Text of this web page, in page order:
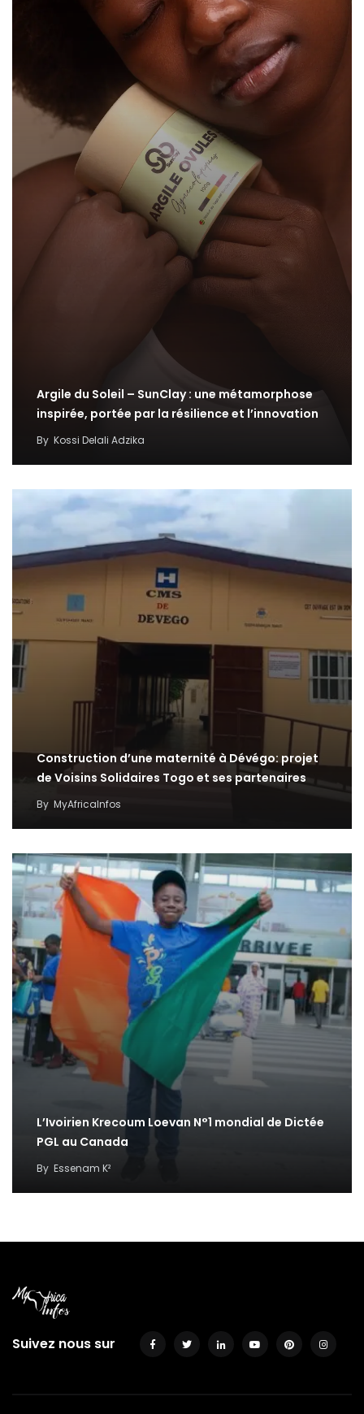
Argile du Soleil – SunClay : une métamorphose
inspirée, portée par la résilience et l’innovation
By Kossi Delali Adzika
Construction d’une maternité à Dévégo: projet
de Voisins Solidaires Togo et ses partenaires
By MyAfricaInfos
L’Ivoirien Krecoum Loevan N°1 mondial de Dictée
PGL au Canada
By Essenam K²
Suivez nous sur